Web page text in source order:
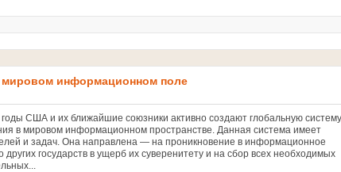
информационном поле
США и их ближайшие союзники активно создают глобальную систему
в мировом информационном пространстве. Данная система имеет
и задач. Она направлена — на проникновение в информационное
других государств в ущерб их суверенитету и на сбор всех необходимых